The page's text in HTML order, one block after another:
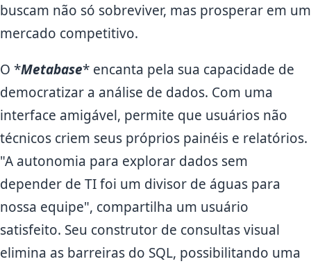
buscam não só sobreviver, mas prosperar em um
mercado competitivo.
O *Metabase* encanta pela sua capacidade de
democratizar a análise de dados. Com uma
interface amigável, permite que usuários não
técnicos criem seus próprios painéis e relatórios.
"A autonomia para explorar dados sem
depender de TI foi um divisor de águas para
nossa equipe", compartilha um usuário
satisfeito. Seu construtor de consultas visual
elimina as barreiras do SQL, possibilitando uma